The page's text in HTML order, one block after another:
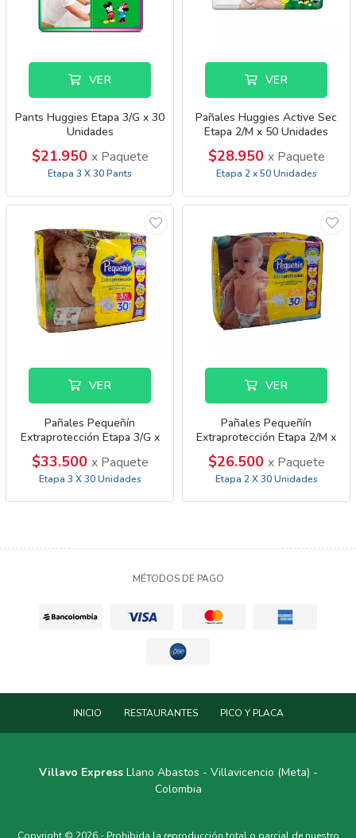
VER
Pants Huggies Etapa 3/G x 30
Unidades
$21.950 x Paquete
Etapa 3 X 30 Pants
VER
Pañales Huggies Active Sec
Etapa 2/M x 50 Unidades
$28.950 x Paquete
Etapa 2 x 50 Unidades
VER
Pañales Pequeñín
Extraprotección Etapa 3/G x
$33.500 x Paquete
Etapa 3 X 30 Unidades
VER
Pañales Pequeñín
Extraprotección Etapa 2/M x
$26.500 x Paquete
Etapa 2 X 30 Unidades
MÉTODOS DE PAGO
INICIO RESTAURANTES PICO Y PLACA
Villavo ExpressLlano Abastos - Villavicencio (Meta) -
Colombia
Copyright © 2026 - Prohibida la reproducción total o parcial de nuestro